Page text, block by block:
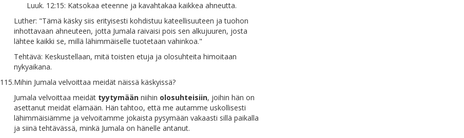
Luuk. 12:15: Katsokaa eteenne ja kavahtakaa kaikkea ahneutta.
Luther: "Tämä käsky siis erityisesti kohdistuu kateellisuuteen ja tuohon
inhottavaan ahneuteen, jotta Jumala raivaisi pois sen alkujuuren, josta
lähtee kaikki se, millä lähimmäiselle tuotetaan vahinkoa."
Tehtävä: Keskustellaan, mitä toisten etuja ja olosuhteita himoitaan
nykyaikana.
115.Mihin Jumala velvoittaa meidät näissä käskyissä?
Jumala velvoittaa meidät tyytymään niihin olosuhteisiin, joihin hän on
asettanut meidät elämään. Hän tahtoo, että me autamme uskollisesti
lähimmäisiämme ja velvoitamme jokaista pysymään vakaasti sillä paikalla
ja siinä tehtävässä, minkä Jumala on hänelle antanut.